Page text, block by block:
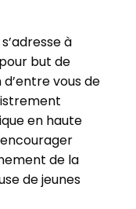
à
but de
vous de
en haute
de la
de jeunes